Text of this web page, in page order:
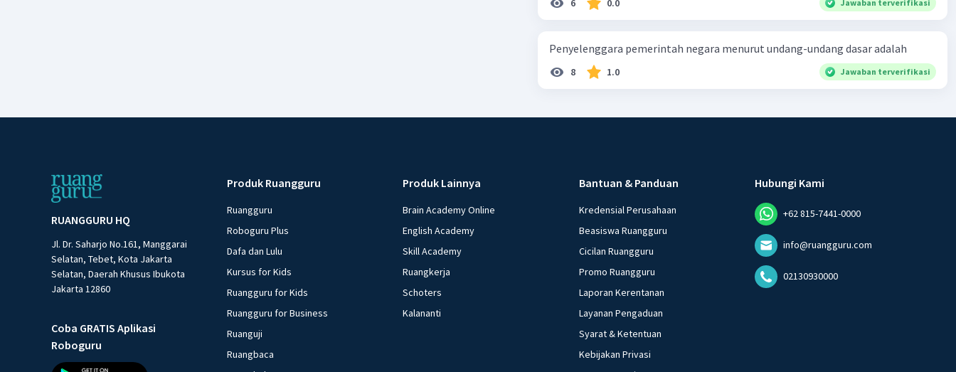
6 0.0 Jawaban terverifikasi
Penyelenggara pemerintah negara menurut undang-undang dasar adalah
8 1.0 Jawaban terverifikasi
RUANGGURU HQ
Jl. Dr. Saharjo No.161, Manggarai
Selatan, Tebet, Kota Jakarta
Selatan, Daerah Khusus Ibukota
Jakarta 12860
Coba GRATIS Aplikasi
Roboguru
Produk Ruangguru
Ruangguru
Roboguru Plus
Dafa dan Lulu
Kursus for Kids
Ruangguru for Kids
Ruangguru for Business
Ruanguji
Ruangbaca
Produk Lainnya
Brain Academy Online
English Academy
Skill Academy
Ruangkerja
Schoters
Kalananti
Bantuan & Panduan
Kredensial Perusahaan
Beasiswa Ruangguru
Cicilan Ruangguru
Promo Ruangguru
Laporan Kerentanan
Layanan Pengaduan
Syarat & Ketentuan
Kebijakan Privasi
Hubungi Kami
+62 815-7441-0000
info@ruangguru.com
02130930000